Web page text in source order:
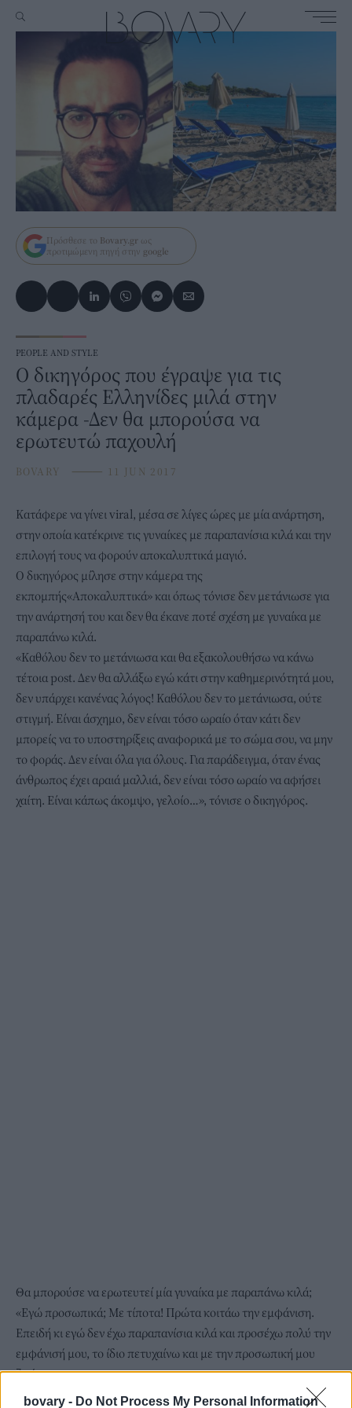
bovary - Do Not Process My Personal Information
Πρόσθεσε το Bovary.gr ως
προτιμώμενη πηγή στην google
PEOPLE AND STYLE
Ο δικηγόρος που έγραψε για τις
πλαδαρές Ελληνίδες μιλά στην
κάμερα -Δεν θα μπορούσα να
ερωτευτώ παχουλή
BOVARY ⸻ 11 JUN 2017
Κατάφερε να γίνει viral, μέσα σε λίγες ώρες με μία ανάρτηση,
στην οποία κατέκρινε τις γυναίκες με παραπανίσια κιλά και την
επιλογή τους να φορούν αποκαλυπτικά μαγιό.
Ο δικηγόρος μίλησε στην κάμερα της
εκπομπής«Αποκαλυπτικά» και όπως τόνισε δεν μετάνιωσε για
την ανάρτησή του και δεν θα έκανε ποτέ σχέση με γυναίκα με
παραπάνω κιλά.
«Καθόλου δεν το μετάνιωσα και θα εξακολουθήσω να κάνω
τέτοια post. Δεν θα αλλάξω εγώ κάτι στην καθημερινότητά μου,
δεν υπάρχει κανένας λόγος! Καθόλου δεν το μετάνιωσα, ούτε
στιγμή. Είναι άσχημο, δεν είναι τόσο ωραίο όταν κάτι δεν
μπορείς να το υποστηρίξεις αναφορικά με το σώμα σου, να μην
το φοράς. Δεν είναι όλα για όλους. Για παράδειγμα, όταν ένας
άνθρωπος έχει αραιά μαλλιά, δεν είναι τόσο ωραίο να αφήσει
χαίτη. Είναι κάπως άκομψο, γελοίο…», τόνισε ο δικηγόρος.
Θα μπορούσε να ερωτευτεί μία γυναίκα με παραπάνω κιλά;
«Εγώ προσωπικά; Με τίποτα! Πρώτα κοιτάω την εμφάνιση.
Επειδή κι εγώ δεν έχω παραπανίσια κιλά και προσέχω πολύ την
εμφάνισή μου, το ίδιο πετυχαίνω και με την προσωπική μου
ζωή».